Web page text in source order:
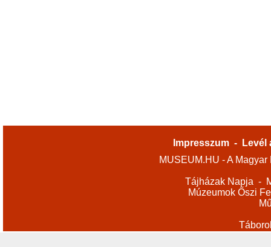
Impresszum -
Levél
MUSEUM.HU - A
Tájházak Napja -
Múzeumok Őszi